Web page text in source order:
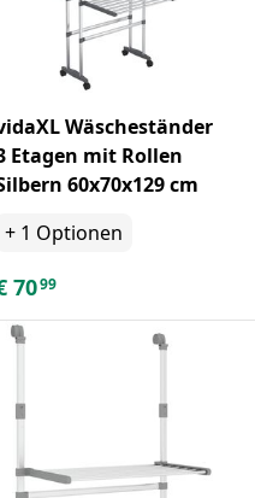
Wäscheständer
Etagen mit Rollen
60x70x129 cm
+ 1 Optionen
7099